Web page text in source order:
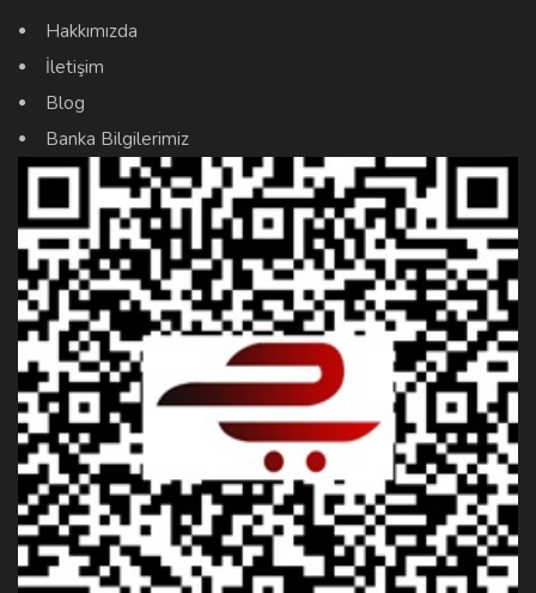
Hakkımızda
İletişim
Blog
Banka Bilgilerimiz